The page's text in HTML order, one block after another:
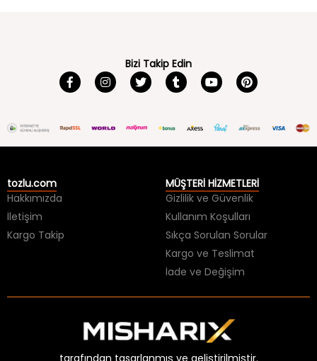
Bizi Takip Edin
tozlu.com
Hakkımızda
İletişim
Kargo Takip
MÜŞTERİ HİZMETLERİ
Gizlilik ve Güvenlik
Kullanım Koşulları
Sıkça Sorulan Sorular
Kargo ve Teslimat
İade ve Değişim
tarafından tasarlanmış ve geliştirilmiştir.